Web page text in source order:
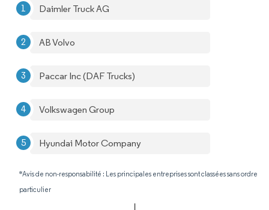
Daimler Truck AG
AB Volvo
Paccar Inc (DAF Trucks)
Volkswagen Group
Hyundai Motor Company
*Avis de non-responsabilité : Les principales entreprises sont classées sans ordre
particulier